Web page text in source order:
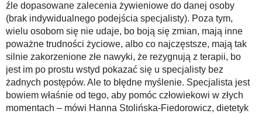
źle dopasowane zalecenia żywieniowe do danej osoby
(brak indywidualnego podejścia specjalisty). Poza tym,
wielu osobom się nie udaje, bo boją się zmian, mają inne
poważne trudności życiowe, albo co najczęstsze, mają tak
silnie zakorzenione złe nawyki, że rezygnują z terapii, bo
jest im po prostu wstyd pokazać się u specjalisty bez
żadnych postępów. Ale to błędne myślenie. Specjalista jest
bowiem właśnie od tego, aby pomóc człowiekowi w złych
momentach – mówi Hanna Stolińska-Fiedorowicz, dietetyk